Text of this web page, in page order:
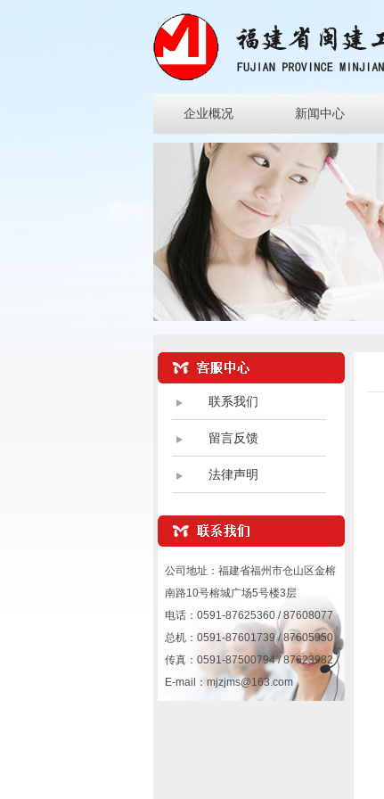
新闻中心
企业概况
联系我们
留言反馈
法律声明
公司地址：福建省福州市仓山区金榕
南路10号榕城广场5号楼3层
电话：0591-87625360 / 87608077
总机：0591-87601739 / 87605950
传真：0591-87500794 / 87623982
E-mail：mjzjms@163.com